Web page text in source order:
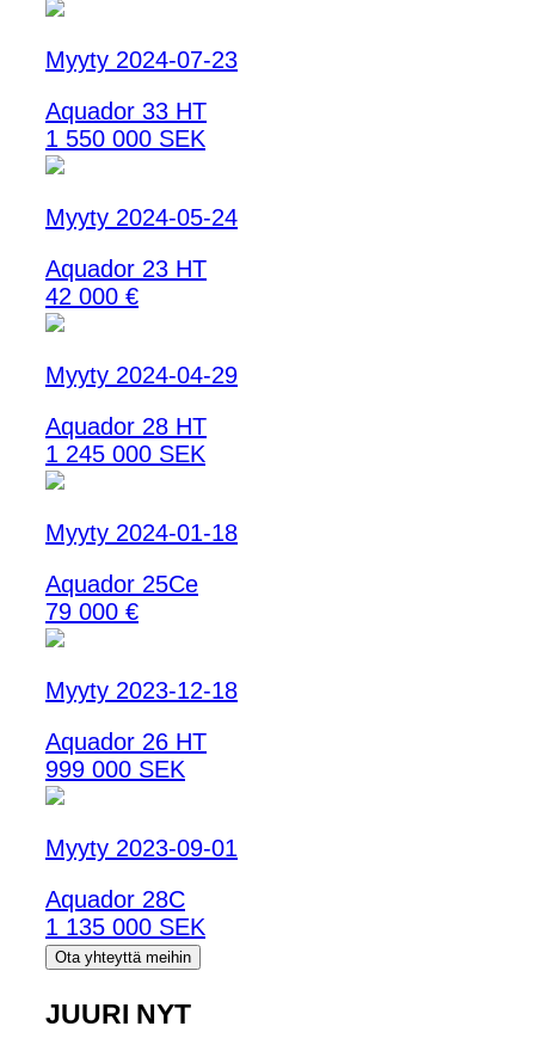
Myyty 2024-07-23
Aquador 33 HT
1 550 000 SEK
Myyty 2024-05-24
Aquador 23 HT
42 000 €
Myyty 2024-04-29
Aquador 28 HT
1 245 000 SEK
Myyty 2024-01-18
Aquador 25Ce
79 000 €
Myyty 2023-12-18
Aquador 26 HT
999 000 SEK
Myyty 2023-09-01
Aquador 28C
1 135 000 SEK
Ota yhteyttä meihin
JUURI NYT